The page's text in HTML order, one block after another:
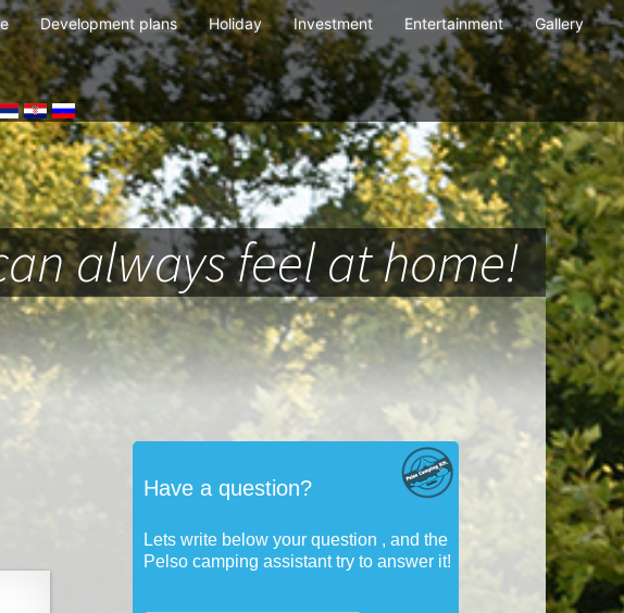
Development plans Holiday Investment Entertainment Gallery
always feel at home!
Have a question?
Lets write below your question , and the
Pelso camping assistant try to answer it!